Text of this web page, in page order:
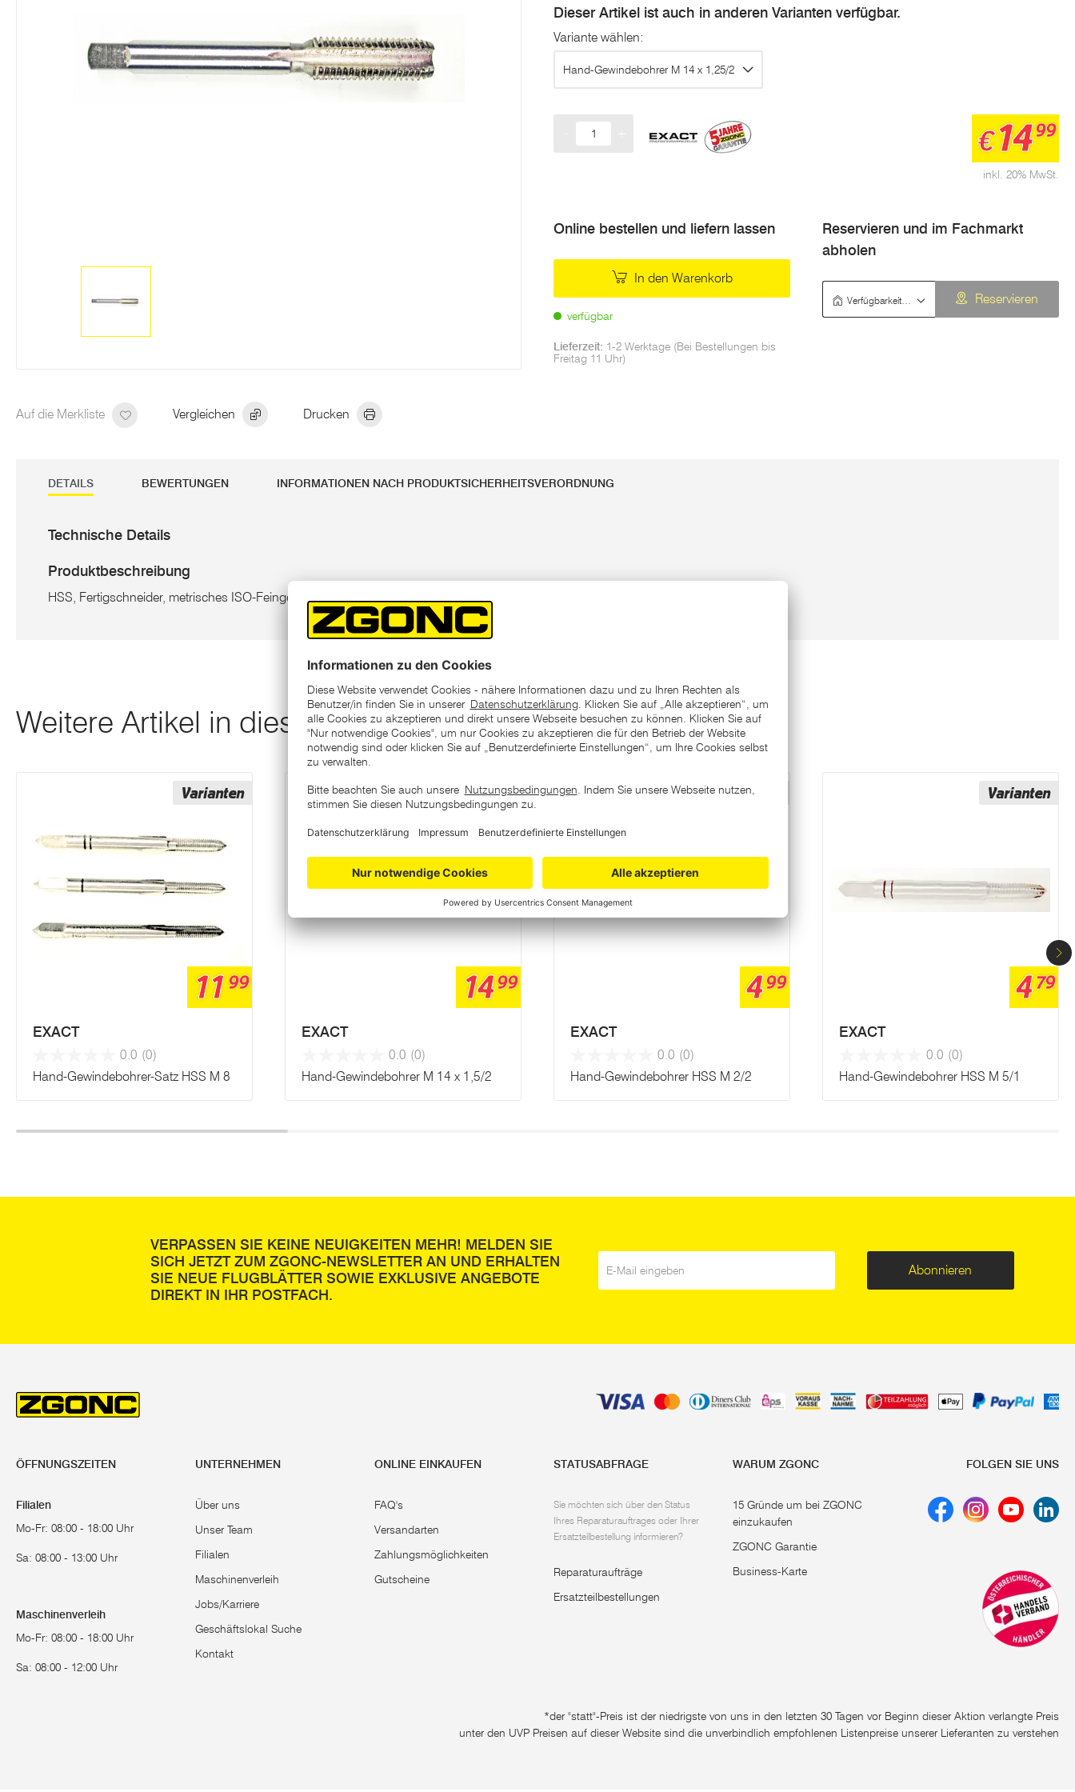
Auf die Merkliste Vergleichen Drucken
Dieser Artikel ist auch in anderen Varianten verfügbar.
Variante wählen:
Hand-Gewindebohrer M 14 x 1,25/2
inkl. 20% MwSt.
€1499
Online bestellen und liefern lassen
In den Warenkorb
verfügbar
Lieferzeit: 1-2 Werktage (Bei Bestellungen bis
Freitag 11 Uhr)
Reservieren und im Fachmarkt
abholen
Reservieren
DETAILS BEWERTUNGEN INFORMATIONEN NACH PRODUKTSICHERHEITSVERORDNUNG
Technische Details
Produktbeschreibung
HSS, Fertigschneider, metrisches ISO-Feingewinde DIN 13
Weitere Artikel in dieser Kategorie
Varianten
11 99
EXACT
0.0 (0)
Hand-Gewindebohrer-Satz HSS M 8
Varianten
1499
EXACT
0.0 (0)
Hand-Gewindebohrer M 14 x 1,5/2
Varianten
499
EXACT
0.0 (0)
Hand-Gewindebohrer HSS M 2/2
Varianten
479
EXACT
0.0 (0)
Hand-Gewindebohrer HSS M 5/1
VERPASSEN SIE KEINE NEUIGKEITEN MEHR! MELDEN SIE
SICH JETZT ZUM ZGONC-NEWSLETTER AN UND ERHALTEN
SIE NEUE FLUGBLÄTTER SOWIE EXKLUSIVE ANGEBOTE
DIREKT IN IHR POSTFACH.
Abonnieren
ÖFFNUNGSZEITEN
Filialen
Mo-Fr: 08:00 - 18:00 Uhr
Sa: 08:00 - 13:00 Uhr
Maschinenverleih
Mo-Fr: 08:00 - 18:00 Uhr
Sa: 08:00 - 12:00 Uhr
UNTERNEHMEN
Über uns
Unser Team
Filialen
Maschinenverleih
Jobs/Karriere
Geschäftslokal Suche
Kontakt
ONLINE EINKAUFEN
FAQ's
Versandarten
Zahlungsmöglichkeiten
Gutscheine
STATUSABFRAGE
Sie möchten sich über den Status
Ihres Reparaturauftrages oder Ihrer
Ersatzteilbestellung informieren?
Reparaturaufträge
Ersatzteilbestellungen
WARUM ZGONC
15 Gründe um bei ZGONC
einzukaufen
ZGONC Garantie
Business-Karte
FOLGEN SIE UNS
*der "statt"-Preis ist der niedrigste von uns in den letzten 30 Tagen vor Beginn dieser Aktion verlangte Preis
unter den UVP Preisen auf dieser Website sind die unverbindlich empfohlenen Listenpreise unserer Lieferanten zu verstehen